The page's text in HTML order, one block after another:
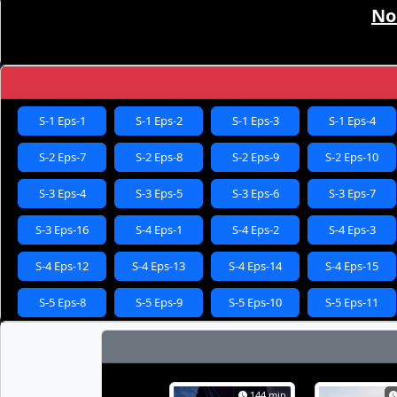
S-1 Eps-1 S-1 Eps-2 S-1 Eps-3 S-1 Eps-4
S-2 Eps-7 S-2 Eps-8 S-2 Eps-9 S-2 Eps-10
S-3 Eps-4 S-3 Eps-5 S-3 Eps-6 S-3 Eps-7
S-3 Eps-16 S-4 Eps-1 S-4 Eps-2 S-4 Eps-3
S-4 Eps-12 S-4 Eps-13 S-4 Eps-14 S-4 Eps-15
S-5 Eps-8 S-5 Eps-9 S-5 Eps-10 S-5 Eps-11